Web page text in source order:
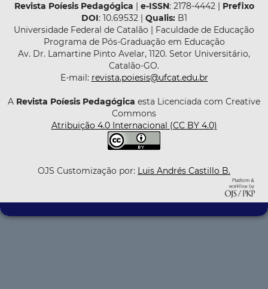
Revista Poíesis Pedagógica | e-ISSN: 2178-4442 | Prefixo
DOI: 10.69532 | Qualis:B1
Universidade Federal de Catalão | Faculdade de Educação
Programa de Pós-Graduação em Educação
Av. Dr. Lamartine Pinto Avelar, 1120. Setor Universitário,
Catalão-GO.
E-mail: revista.poiesis@ufcat.edu.br
A Revista Poíesis Pedagógica esta Licenciada com Creative
Commons
Atribuição 4.0 Internacional (CC BY 4.0)
OJS Customização por: Luis Andrés Castillo B.